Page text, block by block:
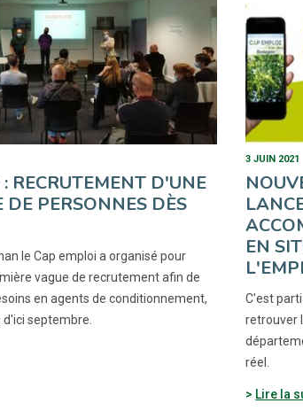
RECRUTEMENT D'UNE
PERSONNES DÈS
le Cap emploi a organisé pour
vague de recrutement afin de
en agents de conditionnement,
septembre.
3 JUIN 2021
EN
C'est
retrouver
réel.
Lire la